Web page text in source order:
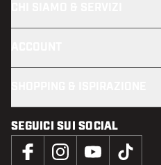
SEGUICI SUI SOCIAL